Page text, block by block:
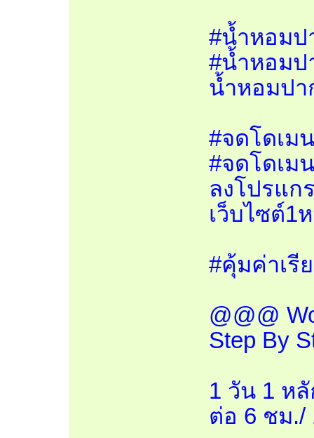
#น้ำหอมป
#น้ำหอมป
น้ำหอมป
#จดโดเม
#จดโดเม
ลงโปรแก
เว็บไซต์1
#คุ้มค่าเรี
@@@
Step By
1 วัน 1 ห
ต่อ 6 ชม./